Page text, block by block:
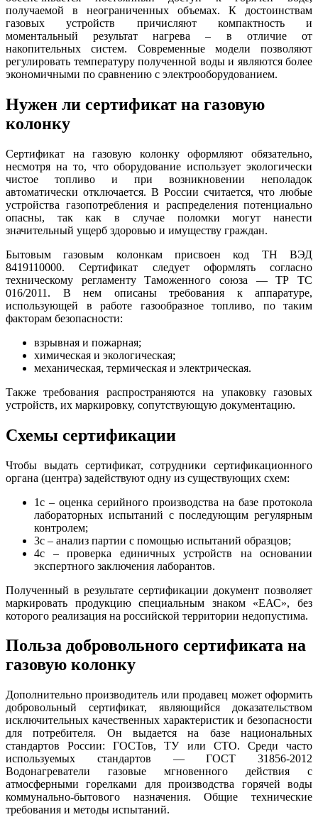
получаемой в неограниченных объемах. К достоинствам
газовых устройств причисляют компактность и
моментальный результат нагрева – в отличие от
накопительных систем. Современные модели позволяют
регулировать температуру полученной воды и являются более
экономичными по сравнению с электрооборудованием.
Нужен ли сертификат на газовую
колонку
Сертификат на газовую колонку оформляют обязательно,
несмотря на то, что оборудование использует экологически
чистое топливо и при возникновении неполадок
автоматически отключается. В России считается, что любые
устройства газопотребления и распределения потенциально
опасны, так как в случае поломки могут нанести
значительный ущерб здоровью и имуществу граждан.
Бытовым газовым колонкам присвоен код ТН ВЭД
8419110000. Сертификат следует оформлять согласно
техническому регламенту Таможенного союза — ТР ТС
016/2011. В нем описаны требования к аппаратуре,
использующей в работе газообразное топливо, по таким
факторам безопасности:
взрывная и пожарная;
химическая и экологическая;
механическая, термическая и электрическая.
Также требования распространяются на упаковку газовых
устройств, их маркировку, сопутствующую документацию.
Схемы сертификации
Чтобы выдать сертификат, сотрудники сертификационного
органа (центра) задействуют одну из существующих схем:
1с – оценка серийного производства на базе протокола
лабораторных испытаний с последующим регулярным
контролем;
3с – анализ партии с помощью испытаний образцов;
4с – проверка единичных устройств на основании
экспертного заключения лаборантов.
Полученный в результате сертификации документ позволяет
маркировать продукцию специальным знаком «ЕАС», без
которого реализация на российской территории недопустима.
Польза добровольного сертификата на
газовую колонку
Дополнительно производитель или продавец может оформить
добровольный сертификат, являющийся доказательством
исключительных качественных характеристик и безопасности
для потребителя. Он выдается на базе национальных
стандартов России: ГОСТов, ТУ или СТО. Среди часто
используемых стандартов — ГОСТ 31856-2012
Водонагреватели газовые мгновенного действия с
атмосферными горелками для производства горячей воды
коммунально-бытового назначения. Общие технические
требования и методы испытаний.